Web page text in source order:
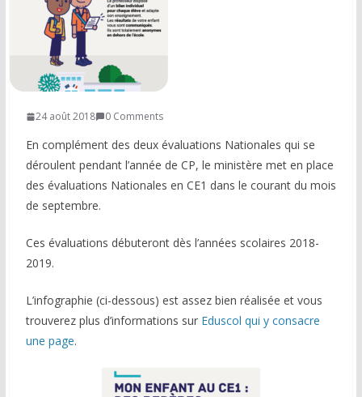
AUTRE
Boutique
Humour
Contact
24 août 2018 0 Comments
En complément des deux évaluations Nationales qui se
déroulent pendant l’année de CP, le ministère met en place
des évaluations Nationales en CE1 dans le courant du mois
de septembre.
Ces évaluations débuteront dès l’années scolaires 2018-
2019.
L’infographie (ci-dessous) est assez bien réalisée et vous
trouverez plus d’informations sur Eduscol qui y consacre
une page.